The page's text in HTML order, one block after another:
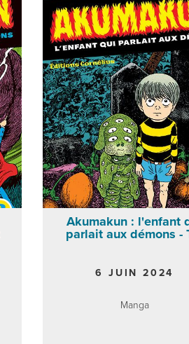
Akumakun : l'enfant
parlait aux démons -
6 JUIN 2024
Manga